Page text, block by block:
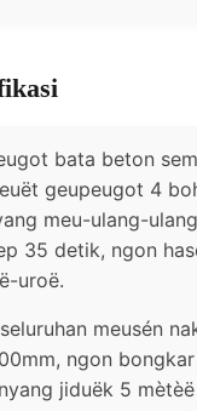
bata beton
geupeugot 4
meu-ulang-
35 detik, ngon
uroë.
meusén
ngon
jiduëk 5